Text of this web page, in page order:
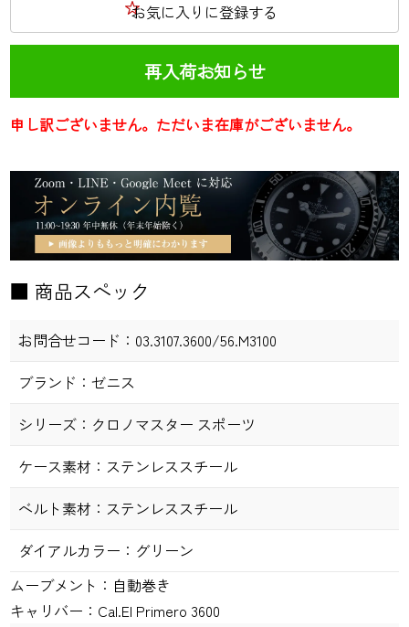
お気に入りに登録する
再入荷お知らせ
申し訳ございません。ただいま在庫がございません。
■ 商品スペック
お問合せコード： 03.3107.3600/56.M3100
ブランド： ゼニス
シリーズ： クロノマスター スポーツ
ケース素材： ステンレススチール
ベルト素材： ステンレススチール
ダイアルカラー： グリーン
ムーブメント： 自動巻き
キャリバー： Cal.El Primero 3600